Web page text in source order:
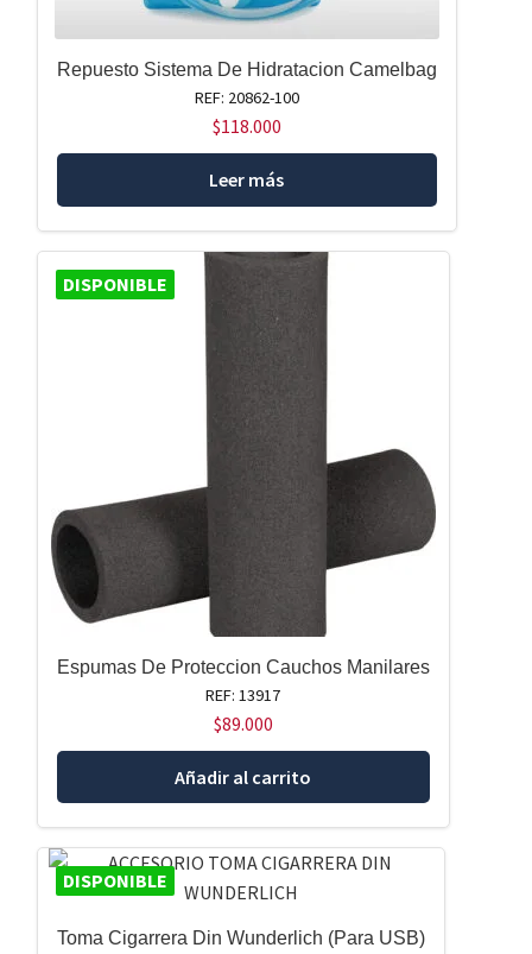
Repuesto Sistema De Hidratacion Camelbag
REF: 20862-100
$118.000
Leer más
DISPONIBLE
Espumas De Proteccion Cauchos Manilares
REF: 13917
$89.000
Añadir al carrito
DISPONIBLE
Toma Cigarrera Din Wunderlich (Para USB)